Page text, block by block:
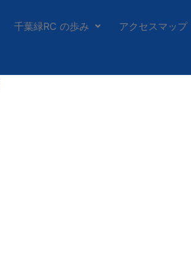
千葉緑RC の歩み アクセスマップ